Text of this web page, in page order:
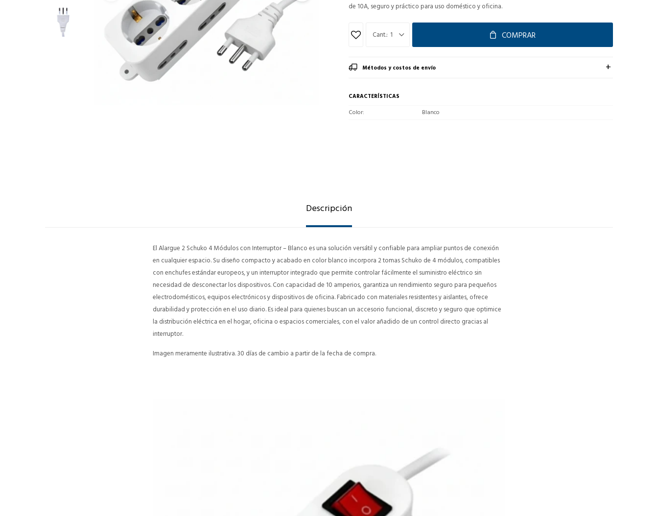
de 10A, seguro y práctico para uso doméstico y oficina.
1 COMPRAR
Métodos y costos de envío
CARACTERÍSTICAS
Color Blanco
Descripción
El Alargue 2 Schuko 4 Módulos con Interruptor – Blanco es una solución versátil y confiable para ampliar puntos de conexión
en cualquier espacio. Su diseño compacto y acabado en color blanco incorpora 2 tomas Schuko de 4 módulos, compatibles
con enchufes estándar europeos, y un interruptor integrado que permite controlar fácilmente el suministro eléctrico sin
necesidad de desconectar los dispositivos. Con capacidad de 10 amperios, garantiza un rendimiento seguro para pequeños
electrodomésticos, equipos electrónicos y dispositivos de oficina. Fabricado con materiales resistentes y aislantes, ofrece
durabilidad y protección en el uso diario. Es ideal para quienes buscan un accesorio funcional, discreto y seguro que optimice
la distribución eléctrica en el hogar, oficina o espacios comerciales, con el valor añadido de un control directo gracias al
interruptor.
Imagen meramente ilustrativa. 30 días de cambio a partir de la fecha de compra.